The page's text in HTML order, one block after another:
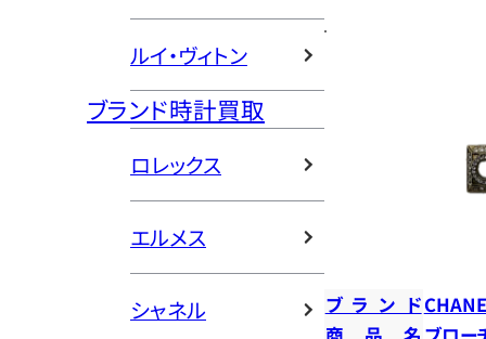
ルイ・ヴィトン
ブランド時計買取
ロレックス
エルメス
シャネル ブランド